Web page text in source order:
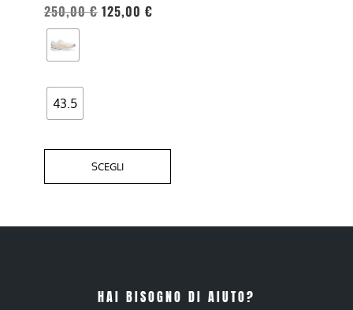
250,00€ 125,00 €
43.5
SCEGLI
essere
scelte
nella
del
prodotto
HAI BISOGNO DI AIUTO?